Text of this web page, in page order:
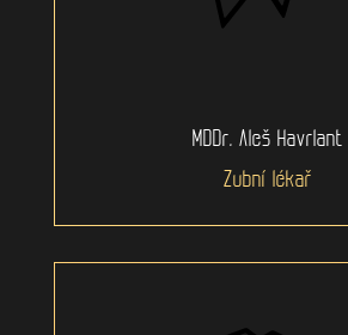
MDDr. Aleš Havrlant
Zubní lékař